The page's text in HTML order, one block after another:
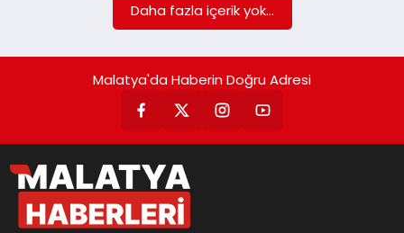
Daha fazla içerik yok...
Malatya'da Haberin Doğru Adresi